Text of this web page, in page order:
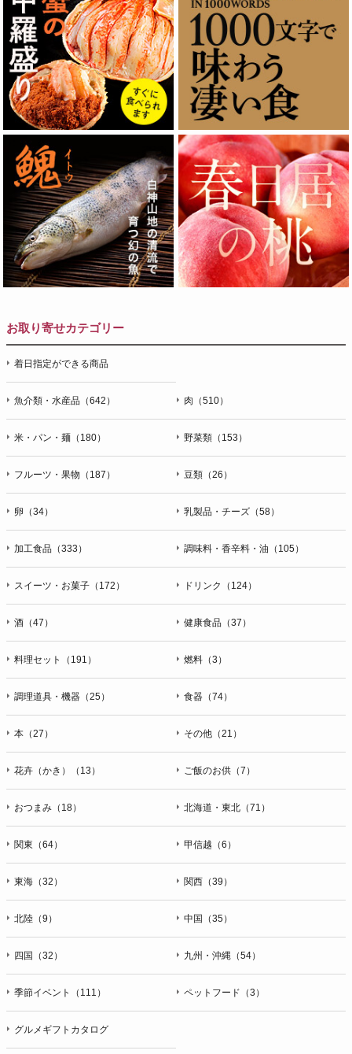
お取り寄せカテゴリー
着日指定ができる商品
魚介類・水産品（642） 肉（510）
米・パン・麺（180） 野菜類（153）
フルーツ・果物（187） 豆類（26）
卵（34） 乳製品・チーズ（58）
加工食品（333） 調味料・香辛料・油（105）
スイーツ・お菓子（172） ドリンク（124）
酒（47） 健康食品（37）
料理セット（191） 燃料（3）
調理道具・機器（25） 食器（74）
本（27） その他（21）
花卉（かき）（13） ご飯のお供（7）
おつまみ（18） 北海道・東北（71）
関東（64） 甲信越（6）
東海（32） 関西（39）
北陸（9） 中国（35）
四国（32） 九州・沖縄（54）
季節イベント（111） ペットフード（3）
グルメギフトカタログ